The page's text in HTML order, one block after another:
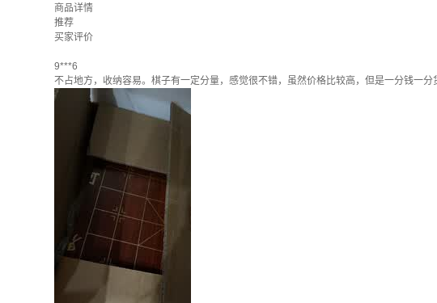
商品详情
推荐
买家评价
9***6
不占地方，收纳容易。棋子有一定分量，感觉很不错，虽然价格比较高，但是一分钱一分